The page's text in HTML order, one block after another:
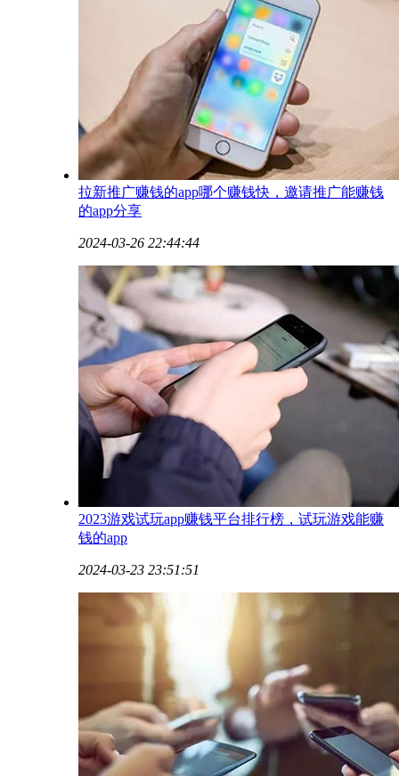
​拉新推广赚钱的app哪个赚钱快，邀请推广能赚钱
的app分享
2024-03-26 22:44:44
2023游戏试玩app赚钱平台排行榜，试玩游戏能赚
钱的app
2024-03-23 23:51:51